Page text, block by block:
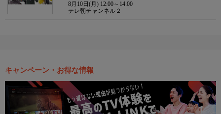
8月10日(月) 12:00～14:00
テレ朝チャンネル２
キャンペーン・お得な情報